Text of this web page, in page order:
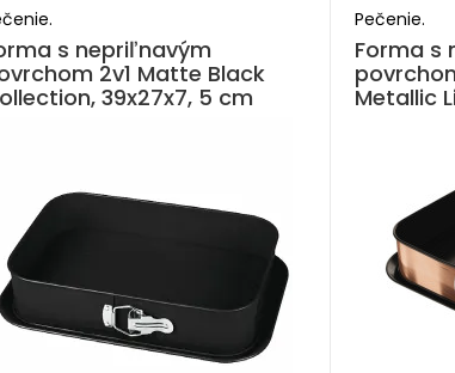
s nepriľnavým
2v1 Matte Black
39x27x7, 5 cm
Pečenie.
Forma s
Metallic